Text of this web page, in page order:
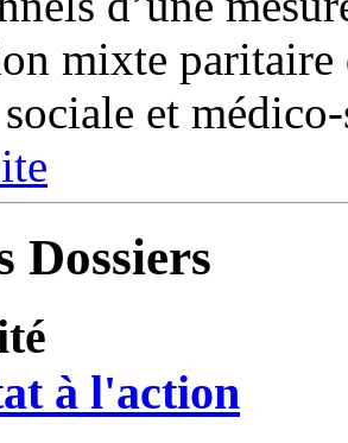
mixte paritaire
et
Dossiers
à l'action